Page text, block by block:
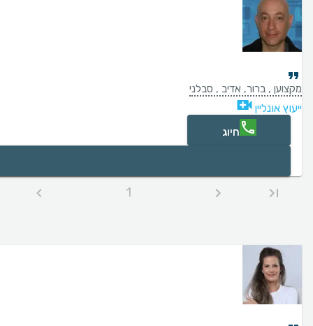
מקצוען , ברור, אדיב , סבלני
ייעוץ אונליין
חיוג
1